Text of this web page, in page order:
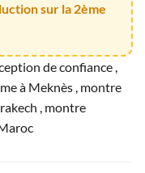
sur la 2ème
de confiance ,
à Meknès , montre
, montre